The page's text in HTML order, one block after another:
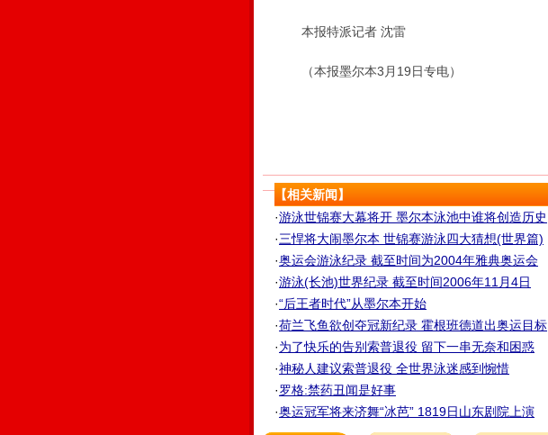
本报特派记者 沈雷
（本报墨尔本3月19日专电）
【相关新闻】
·游泳世锦赛大幕将开 墨尔本泳池中谁将创造历史
·三悍将大闹墨尔本 世锦赛游泳四大猜想(世界篇)
·奥运会游泳纪录 截至时间为2004年雅典奥运会
·游泳(长池)世界纪录 截至时间2006年11月4日
·“后王者时代”从墨尔本开始
·荷兰飞鱼欲创夺冠新纪录 霍根班德道出奥运目标
·为了快乐的告别索普退役 留下一串无奈和困惑
·神秘人建议索普退役 全世界泳迷感到惋惜
·罗格:禁药丑闻是好事
·奥运冠军将来济舞“冰芭” 1819日山东剧院上演